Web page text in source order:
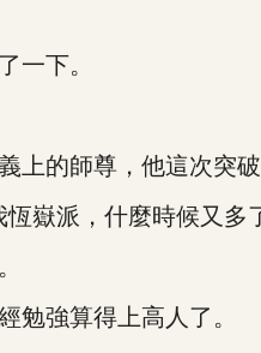
下。
的師尊，他這次突破
派，什麼時候又多
強算得上高人了。